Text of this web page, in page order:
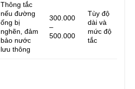
Thông tắc
nếu đường
ống bị
nghẽn, đảm
bảo nước
lưu thông
300.000
–
500.000
Tùy độ
dài và
mức độ
tắc